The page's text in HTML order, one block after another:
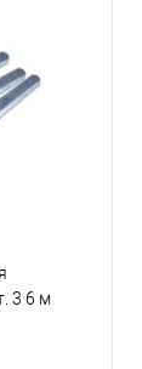
3 6 м